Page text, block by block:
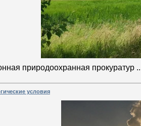
природоохранная прокуратур
условия